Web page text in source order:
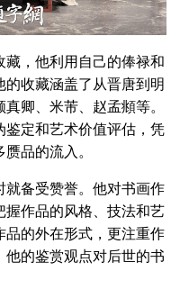
，他利用自己的俸禄和
收藏涵盖了从晋唐到明
卿、米芾、赵孟頫等。
定和艺术价值评估，凭
品的流入。
备受赞誉。他对书画作
作品的风格、技法和艺
的外在形式，更注重作
的鉴赏观点对后世的书